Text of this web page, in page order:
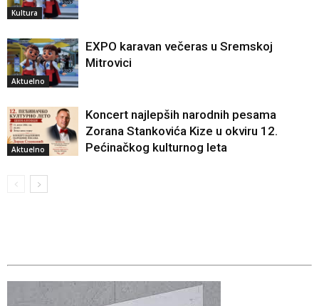
Kultura
Aktuelno
EXPO karavan večeras u Sremskoj
Mitrovici
Aktuelno
Koncert najlepših narodnih pesama
Zorana Stankovića Kize u okviru 12.
Pećinačkog kulturnog leta